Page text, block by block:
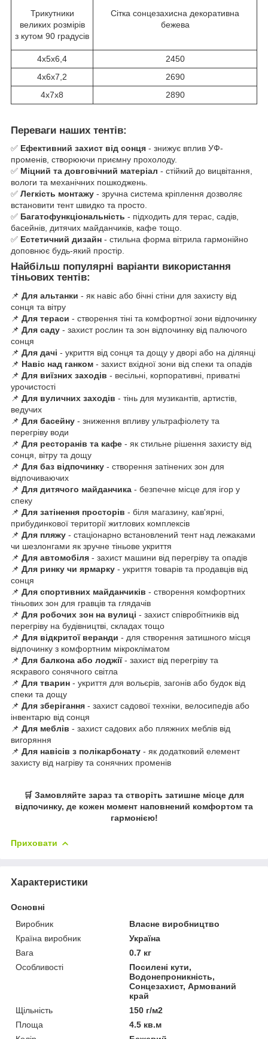
Трикутники
великих розмірів
з кутом 90 градусів
Сітка сонцезахисна декоративна
бежева
4х5х6,4
2450
4х6х7,2
2690
4х7х8
2890
Переваги наших тентів:
✅ Ефективний захист від сонця - знижує вплив УФ-
променів, створюючи приємну прохолоду.
✅ Міцний та довговічний матеріал - стійкий до вицвітання,
вологи та механічних пошкоджень.
✅ Легкість монтажу - зручна система кріплення дозволяє
встановити тент швидко та просто.
✅ Багатофункціональність - підходить для терас, садів,
басейнів, дитячих майданчиків, кафе тощо.
✅ Естетичний дизайн - стильна форма вітрила гармонійно
доповнює будь-який простір.
Найбільш популярні варіанти використання
тіньових тентів:
📌 Для альтанки - як навіс або бічні стіни для захисту від
сонця та вітру
📌 Для тераси - створення тіні та комфортної зони відпочинку
📌 Для саду - захист рослин та зон відпочинку від палючого
сонця
📌 Для дачі - укриття від сонця та дощу у дворі або на ділянці
📌 Навіс над ганком - захист вхідної зони від спеки та опадів
📌 Для виїзних заходів - весільні, корпоративні, приватні
урочистості
📌 Для вуличних заходів - тінь для музикантів, артистів,
ведучих
📌 Для басейну - зниження впливу ультрафіолету та
перегріву води
📌 Для ресторанів та кафе - як стильне рішення захисту від
сонця, вітру та дощу
📌 Для баз відпочинку - створення затінених зон для
відпочиваючих
📌 Для дитячого майданчика - безпечне місце для ігор у
спеку
📌 Для затінення просторів - біля магазину, кав'ярні,
прибудинкової території житлових комплексів
📌 Для пляжу - стаціонарно встановлений тент над лежаками
чи шезлонгами як зручне тіньове укриття
📌 Для автомобіля - захист машини від перегріву та опадів
📌 Для ринку чи ярмарку - укриття товарів та продавців від
сонця
📌 Для спортивних майданчиків - створення комфортних
тіньових зон для гравців та глядачів
📌 Для робочих зон на вулиці - захист співробітників від
перегріву на будівництві, складах тощо
📌 Для відкритої веранди - для створення затишного місця
відпочинку з комфортним мікрокліматом
📌 Для балкона або лоджії- захист від перегріву та
яскравого сонячного світла
📌 Для тварин - укриття для вольєрів, загонів або будок від
спеки та дощу
📌 Для зберігання - захист садової техніки, велосипедів або
інвентарю від сонця
📌 Для меблів - захист садових або пляжних меблів від
вигоряння
📌 Для навісів з полікарбонату - як додатковий елемент
захисту від нагріву та сонячних променів
🛒 Замовляйте зараз та створіть затишне місце для
відпочинку, де кожен момент наповнений комфортом та
гармонією!
Приховати
Характеристики
Основні
Виробник
Власне виробництво
Країна виробник
Україна
Вага
0.7 кг
Особливості
Посилені кути,
Водонепроникність,
Сонцезахист, Армований
край
Щільність
150 г/м2
Площа
4.5 кв.м